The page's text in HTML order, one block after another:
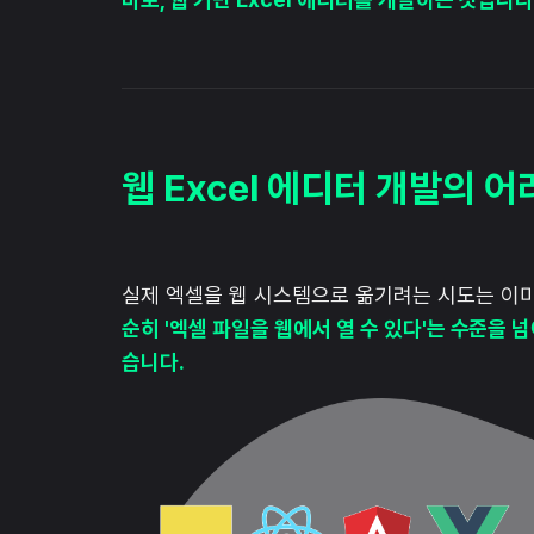
웹 Excel 에디터 개발의 어
실제 엑셀을 웹 시스템으로 옮기려는 시도는
순히 '엑셀 파일을 웹에서 열 수 있다'는 수준을
습니다.